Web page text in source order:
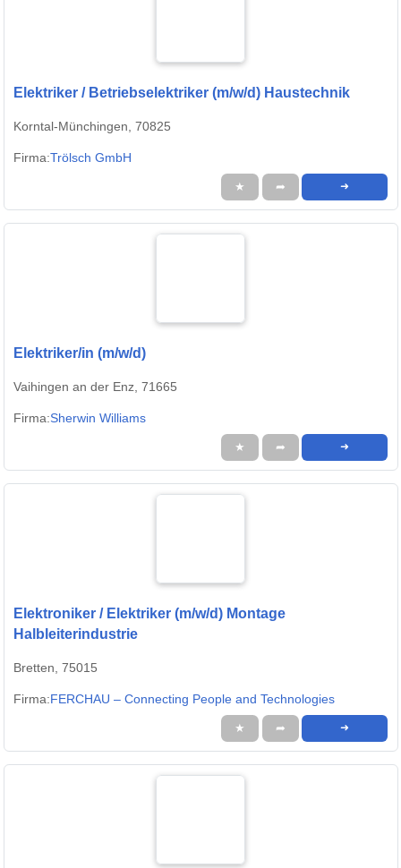
Elektriker / Betriebselektriker (m/w/d) Haustechnik
Korntal-Münchingen, 70825
Firma:Trölsch GmbH
★ ➦ ➜
Elektriker/in (m/w/d)
Vaihingen an der Enz, 71665
Firma:Sherwin Williams
★ ➦ ➜
Elektroniker / Elektriker (m/w/d) Montage
Halbleiterindustrie
Bretten, 75015
Firma:FERCHAU – Connecting People and Technologies
★ ➦ ➜